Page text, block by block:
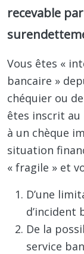
recevable
Vous êtes «
bancaire »
chéquier ou
êtes inscrit au
à un chèque
situation
« fragile » et
D’une
d’incident
De la
service